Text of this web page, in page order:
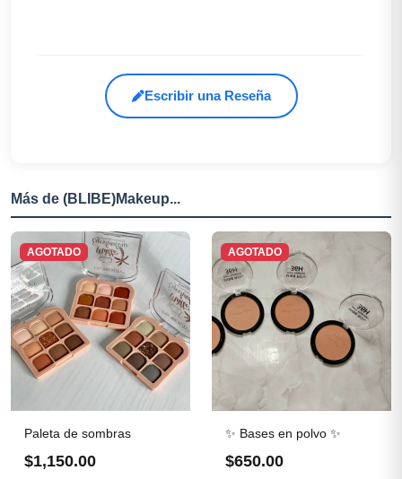
Escribir una Reseña
Más de (BLIBE)Makeup...
AGOTADO
Paleta de sombras
$1,150.00
AGOTADO
✨ Bases en polvo ✨
$650.00